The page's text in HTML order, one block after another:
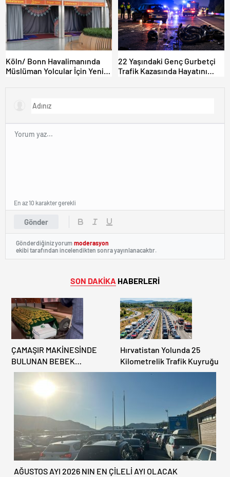
Köln/ Bonn Havalimanında
Müslüman Yolcular İçin Yeni
22 Yaşındaki Genç Gurbetçi
Trafik Kazasında Hayatını
Gönder
En az 10 karakter gerekli
Gönderdiğiniz yorum moderasyon
ekibi tarafından incelendikten sonra yayınlanacaktır.
SON DAKİKA HABERLERİ
ÇAMAŞIR MAKİNESİNDE
BULUNAN BEBEK
CENAZESİ ŞOK ETTİ
Hırvatistan Yolunda 25
Kilometrelik Trafik Kuyruğu
AĞUSTOS AYI 2026 NIN EN ÇİLELİ AYI OLACAK